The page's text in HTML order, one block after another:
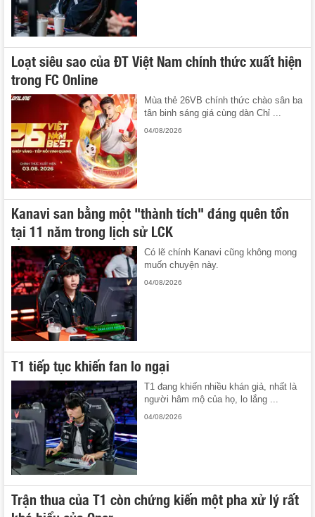
Loạt siêu sao của ĐT Việt Nam chính thức xuất hiện
trong FC Online
Mùa thẻ 26VB chính thức chào sân ba
tân binh sáng giá cùng dàn Chỉ ...
04/08/2026
Kanavi san bằng một "thành tích" đáng quên tồn
tại 11 năm trong lịch sử LCK
Có lẽ chính Kanavi cũng không mong
muốn chuyện này.
04/08/2026
T1 tiếp tục khiến fan lo ngại
T1 đang khiến nhiều khán giả, nhất là
người hâm mộ của họ, lo lắng ...
04/08/2026
Trận thua của T1 còn chứng kiến một pha xử lý rất